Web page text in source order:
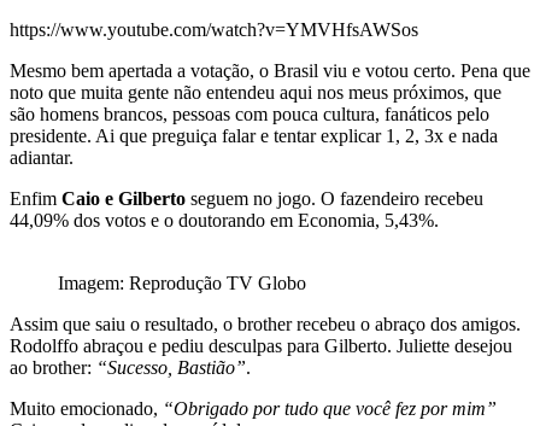
https://www.youtube.com/watch?v=YMVHfsAWSos
Mesmo bem apertada a votação, o Brasil viu e votou certo. Pena que
noto que muita gente não entendeu aqui nos meus próximos, que
são homens brancos, pessoas com pouca cultura, fanáticos pelo
presidente. Ai que preguiça falar e tentar explicar 1, 2, 3x e nada
adiantar.
Enfim Caio e Gilberto seguem no jogo. O fazendeiro recebeu
44,09% dos votos e o doutorando em Economia, 5,43%.
Imagem: Reprodução TV Globo
Assim que saiu o resultado, o brother recebeu o abraço dos amigos.
Rodolffo abraçou e pediu desculpas para Gilberto. Juliette desejou
ao brother: “Sucesso, Bastião”.
Muito emocionado, “Obrigado por tudo que você fez por mim”